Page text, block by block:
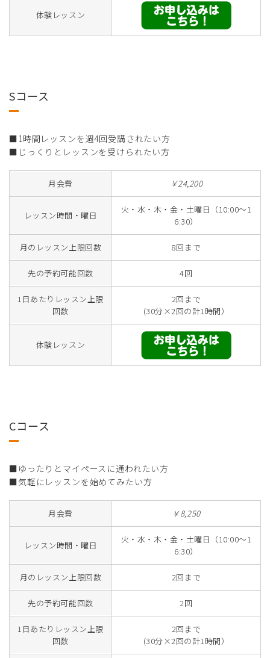
体験レッスン
Sコース
■1時間レッスンを週4回受講されたい方
■じっくりとレッスンを受けられたい方
月会費 ￥24,200
レッスン時間・曜日
火・水・木・金・土曜日（10:00～1
6:30）
月のレッスン上限回数 8回まで
先の予約可能回数 4回
1日あたりレッスン上限
回数
2回まで
(30分×2回の計1時間）
体験レッスン
Cコース
■ゆったりとマイペースに通われたい方
■気軽にレッスンを始めてみたい方
月会費 ￥8,250
レッスン時間・曜日
火・水・木・金・土曜日（10:00～1
6:30）
月のレッスン上限回数 2回まで
先の予約可能回数 2回
1日あたりレッスン上限
回数
2回まで
(30分×2回の計1時間）